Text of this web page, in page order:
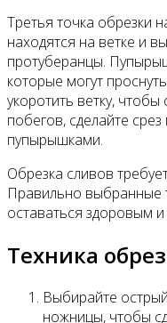
Третья точка обрезки
находятся на ветке и
протуберанцы.
которые могут
укоротить ветку,
побегов, сделайте
пупырышками.
Обрезка сливов
Правильно выбранные
оставаться здоровым
Техника
Выбирайте
ножницы, чтобы